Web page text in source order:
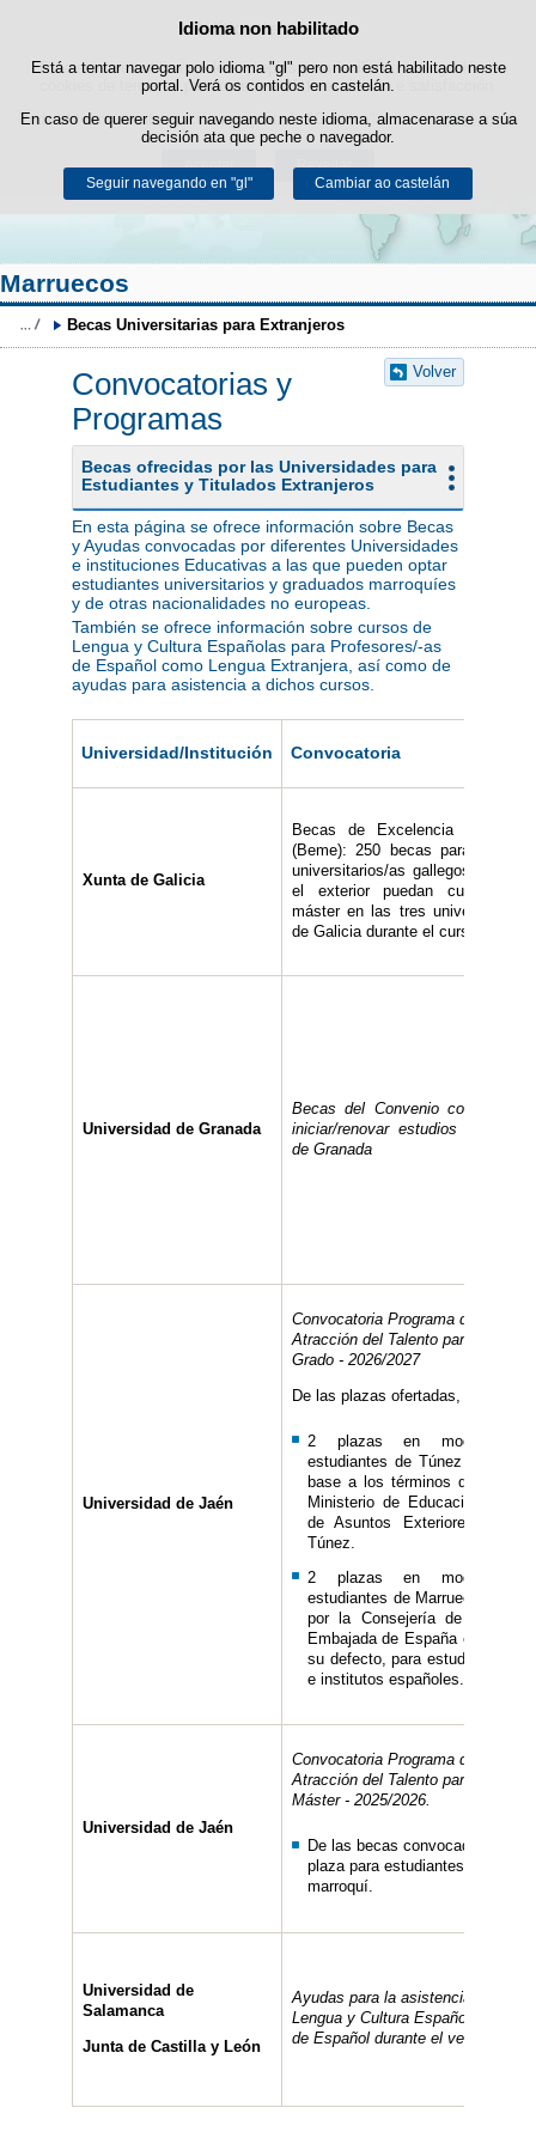
Política de cookies
Este sitio web utiliza cookies propias para facilitar a navegación e
cookies de terceiros para obter estatísticas de uso e satisfacción.
Pode obter máis información no apartado "Cookies" do nosoaviso legal.
Aceptar Rexeitar
Idioma non habilitado
Está a tentar navegar polo idioma "gl" pero non está habilitado neste
portal. Verá os contidos en castelán.
En caso de querer seguir navegando neste idioma, almacenarase a súa
decisión ata que peche o navegador.
Seguir navegando en "gl" Cambiar ao castelán
Saltar ao contido
Marruecos
Becas Universitarias para Extranjeros
Volver
Convocatorias y
Programas
Becas ofrecidas por las Universidades para
Estudiantes y Titulados Extranjeros
En esta página se ofrece información sobre Becas
y Ayudas convocadas por diferentes Universidades
e instituciones Educativas a las que pueden optar
estudiantes universitarios y graduados marroquíes
y de otras nacionalidades no europeas.
También se ofrece información sobre cursos de
Lengua y Cultura Españolas para Profesores/-as
de Español como Lengua Extranjera, así como de
ayudas para asistencia a dichos cursos.
Universidad/Institución Convocatoria
Xunta de Galicia
Becas de Excelencia Juventud
(Beme): 250 becas para que
universitarios/as gallegos/as
el exterior puedan cursar
máster en las tres universidades
de Galicia durante el curso 2025/
Universidad de Granada
Becas del Convenio con
iniciar/renovar estudios en la
de Granada
Universidad de Jaén
Convocatoria Programa de Becas
Atracción del Talento para
Grado - 2026/2027
De las plazas ofertadas, se
2 plazas en modalidad
estudiantes de Túnez
base a los términos del
Ministerio de Educación y el
de Asuntos Exteriores de
Túnez.
2 plazas en modalidad
estudiantes de Marruecos
por la Consejería de
Embajada de España en dicho
su defecto, para estudiantes de
e institutos españoles.
Universidad de Jaén
Convocatoria Programa de Becas
Atracción del Talento para
Máster - 2025/2026.
De las becas convocadas, se
plaza para estudiantes de
marroquí.
Universidad de
Salamanca
Junta de Castilla y León
Ayudas para la asistencia a los
Lengua y Cultura Española para
de Español durante el verano de